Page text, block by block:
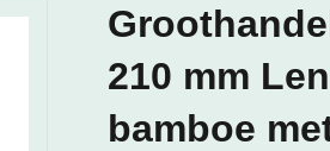
210 mm
bamboe